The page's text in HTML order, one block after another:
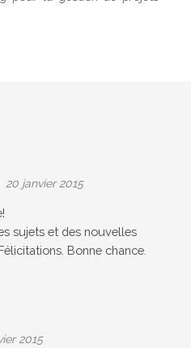
20 janvier 2015
sujets et des nouvelles
Bonne chance.
2015